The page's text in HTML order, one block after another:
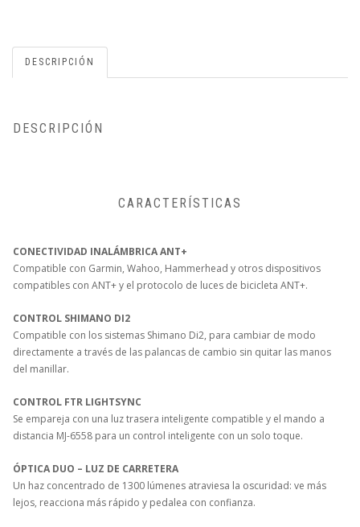
DESCRIPCIÓN
DESCRIPCIÓN
CARACTERÍSTICAS
CONECTIVIDAD INALÁMBRICA ANT+
Compatible con Garmin, Wahoo, Hammerhead y otros dispositivos
compatibles con ANT+ y el protocolo de luces de bicicleta ANT+.
CONTROL SHIMANO DI2
Compatible con los sistemas Shimano Di2, para cambiar de modo
directamente a través de las palancas de cambio sin quitar las manos
del manillar.
CONTROL FTR LIGHTSYNC
Se empareja con una luz trasera inteligente compatible y el mando a
distancia MJ-6558 para un control inteligente con un solo toque.
ÓPTICA DUO – LUZ DE CARRETERA
Un haz concentrado de 1300 lúmenes atraviesa la oscuridad: ve más
lejos, reacciona más rápido y pedalea con confianza.